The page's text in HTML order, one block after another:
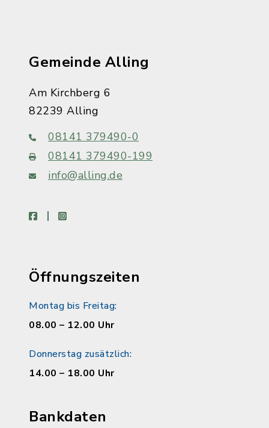
Gemeinde Alling
Am Kirchberg 6
82239 Alling
08141 379490-0
08141 379490-199
info@alling.de
facebookinstagram
Öffnungszeiten
Montag bis Freitag:
08.00 – 12.00 Uhr
Donnerstag zusätzlich:
14.00 – 18.00 Uhr
Bankdaten